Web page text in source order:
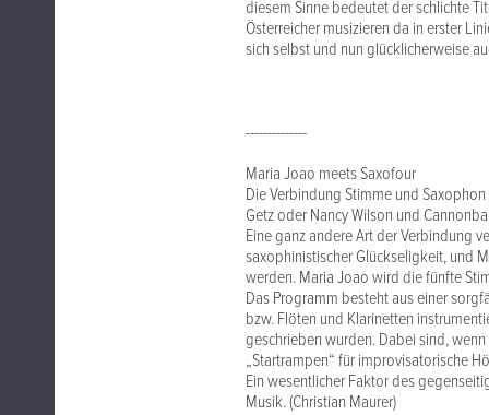
diesem Sinne bedeutet der schlichte
Österreicher musizieren da in erster
sich selbst und nun glücklicherweise
--------------
Maria Joao meets Saxofour
Die Verbindung Stimme und
Getz oder Nancy Wilson und
Eine ganz andere Art der Verbindung
saxophinistischer Glückseligkeit, und
werden. Maria Joao wird die fünfte
Das Programm besteht aus einer
bzw. Flöten und Klarinetten
geschrieben wurden. Dabei sind,
„Startrampen“ für improvisatorische
Ein wesentlicher Faktor des
Musik. (Christian Maurer)